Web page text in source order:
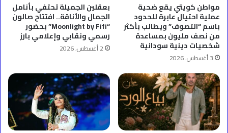
مواطن كويتي يقع ضحية
عملية احتيال عابرة للحدود
باسم “التصوف” ويطالب بأكثر
من نصف مليون بمساعدة
شخصيات دينية سودانية
3 أغسطس، 2026
بعقلين الجميلة تحتفي بأنامل
الجمال والأناقة.. افتتاح صالون
“Moonlight by Fifi” بحضور
رسمي ونقابي وإعلامي بارز
2 أغسطس، 2026